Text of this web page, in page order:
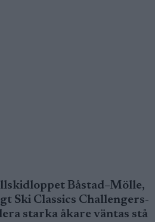
Båstad–Mölle,
Ski Classics Challengers-
starka åkare väntas stå